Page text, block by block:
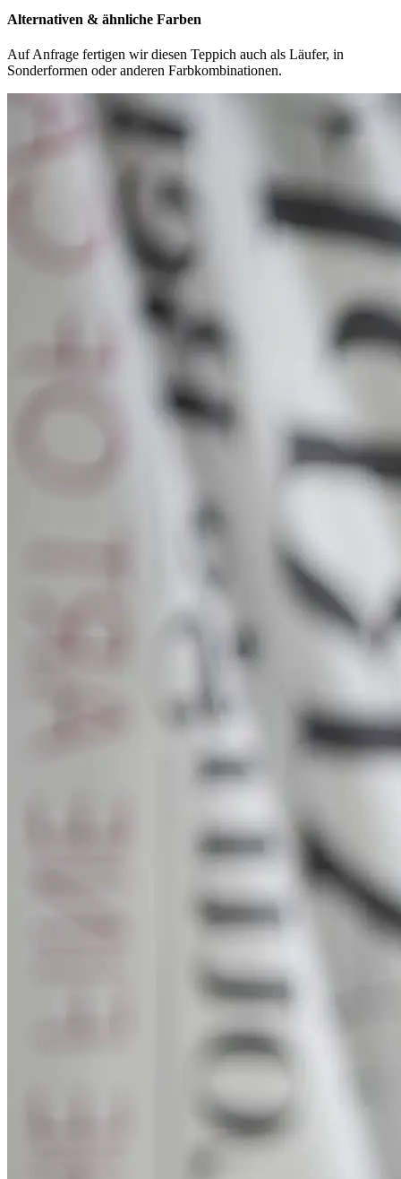
Alternativen & ähnliche Farben
Auf Anfrage fertigen wir diesen Teppich auch als Läufer, in
Sonderformen oder anderen Farbkombinationen.